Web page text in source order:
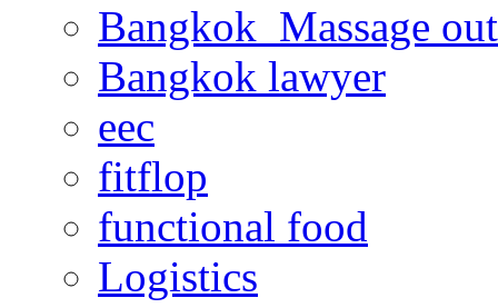
Bangkok Massage
Bangkok lawyer
eec
fitflop
functional food
Logistics